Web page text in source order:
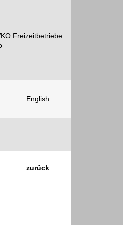
English
zurück